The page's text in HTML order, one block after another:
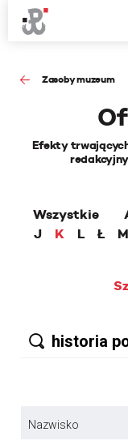
Zasoby muzeum
Efekty
Wszystkie
J
K L Ł M
Nazwisko